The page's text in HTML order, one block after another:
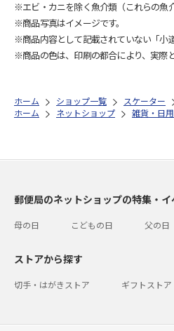
※エビ・カニを除く魚介類（これらの魚
※商品写真はイメージです。
※商品内容として記載されていない「小
※商品の色は、印刷の都合により、実際
ホーム ショップ一覧 スケーター
ホーム
ネットショップ 雑貨・日
郵便局のネットショップの特集・イ
母の日 こどもの日 父の日
ストアから探す
切手・はがきストア ギフトストア